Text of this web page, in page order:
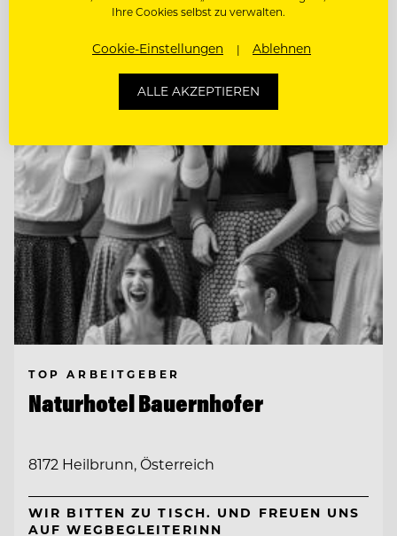
CHEF DE RANG (M/W/D)
TOP ARBEITGEBER
Naturhotel Bauernhofer
8172 Heilbrunn, Österreich
WIR BITTEN ZU TISCH. UND FREUEN UNS
AUF WEGBEGLEITERINN
Ihre Cookies selbst zu verwalten.
Cookie-Einstellungen Ablehnen
ALLE AKZEPTIEREN